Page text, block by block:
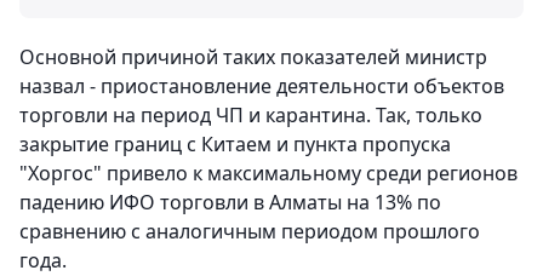
Основной причиной таких показателей министр
назвал - приостановление деятельности объектов
торговли на период ЧП и карантина. Так, только
закрытие границ с Китаем и пункта пропуска
"Хоргос" привело к максимальному среди регионов
падению ИФО торговли в Алматы на 13% по
сравнению с аналогичным периодом прошлого
года.